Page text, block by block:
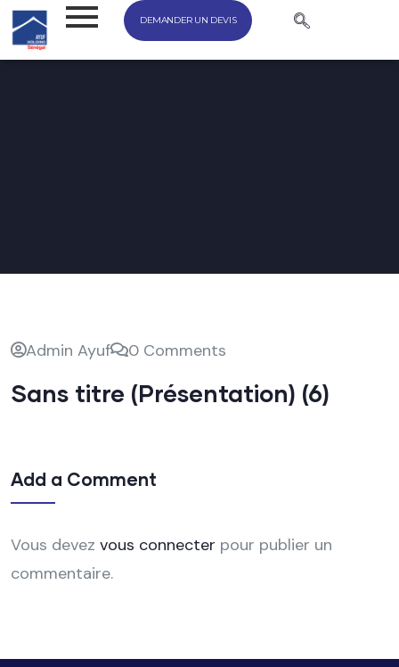
DEMANDER UN DEVIS
Admin Ayuf 0 Comments
Sans titre (Présentation) (6)
Add a Comment
Vous devez vous connecter pour publier un
commentaire.